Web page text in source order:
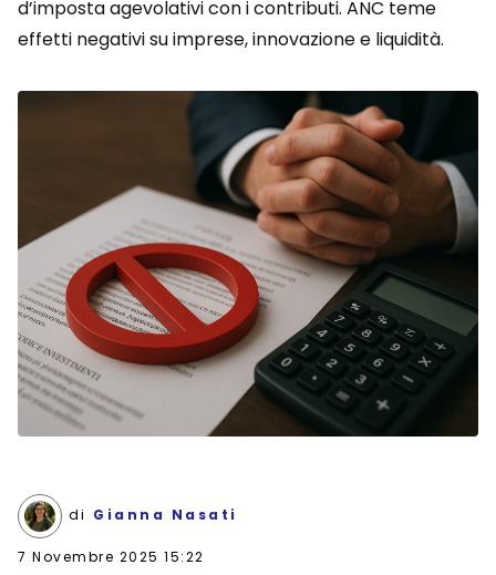
d’imposta agevolativi con i contributi. ANC teme
effetti negativi su imprese, innovazione e liquidità.
di Gianna Nasati
7 Novembre 2025 15:22